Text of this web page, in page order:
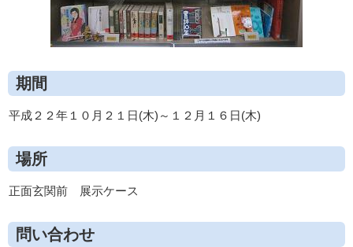
期間
平成２２年１０月２１日(木)～１２月１６日(木)
場所
正面玄関前 展示ケース
問い合わせ